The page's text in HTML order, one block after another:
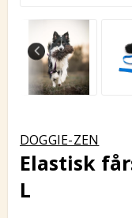
DOGGIE-ZEN
Elastisk
L